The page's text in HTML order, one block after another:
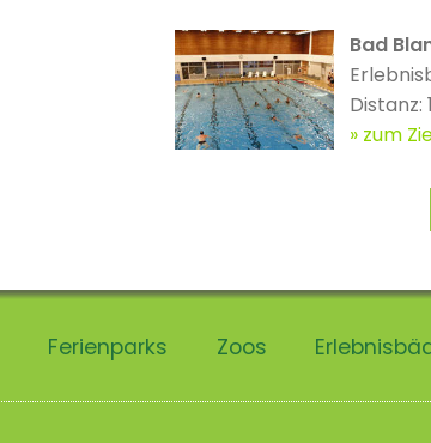
Bad
Distanz:
zum
Ferienparks Zoos